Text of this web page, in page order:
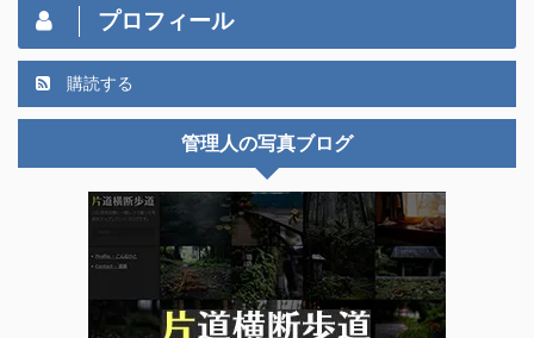
プロフィール
購読する
管理人の写真ブログ